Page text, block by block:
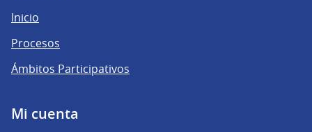
Inicio
Procesos
Ámbitos Participativos
Mi cuenta